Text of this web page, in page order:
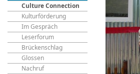
Culture Connection
Kulturförderung
Im Gespräch
Leserforum
Brückenschlag
Glossen
Nachruf